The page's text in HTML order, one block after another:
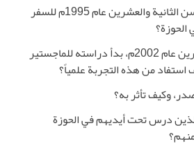
. ما الذي دفعه وهو في سن الثانية والعشرين عام 1995م للسفر
الحوزة؟
. في سن التاسعة والعشرين عام 2002م، بدأ دراسته للماجستير
استفاد من هذه التجربة علمياً؟
وكيف تأثر به؟
درس تحت أيديهم في الحوزة